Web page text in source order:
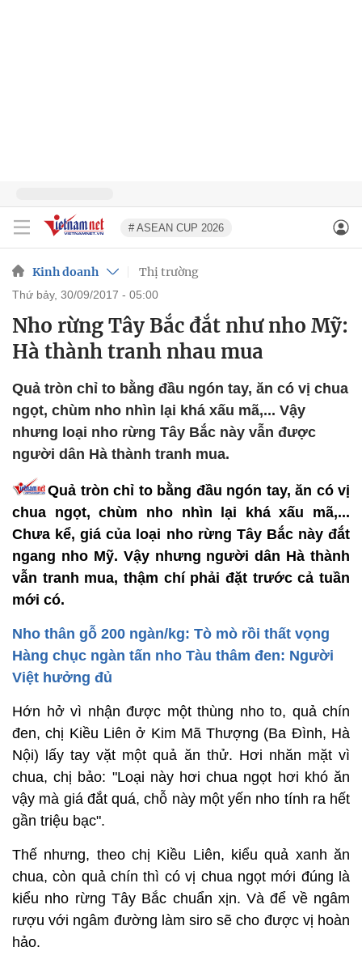
# ASEAN CUP 2026
Kinh doanh Thị trường
thứ bảy, 30/09/2017 - 05:00
Nho rừng Tây Bắc đắt như nho Mỹ:
Hà thành tranh nhau mua
Quả tròn chỉ to bằng đầu ngón tay, ăn có vị chua
ngọt, chùm nho nhìn lại khá xấu mã,... Vậy
nhưng loại nho rừng Tây Bắc này vẫn được
người dân Hà thành tranh mua.
Quả tròn chỉ to bằng đầu ngón tay, ăn có vị
chua ngọt, chùm nho nhìn lại khá xấu mã,...
Chưa kể, giá của loại nho rừng Tây Bắc này đắt
ngang nho Mỹ. Vậy nhưng người dân Hà thành
vẫn tranh mua, thậm chí phải đặt trước cả tuần
mới có.
Nho thân gỗ 200 ngàn/kg: Tò mò rồi thất vọng
Hàng chục ngàn tấn nho Tàu thâm đen: Người
Việt hưởng đủ
Hớn hở vì nhận được một thùng nho to, quả chín
đen, chị Kiều Liên ở Kim Mã Thượng (Ba Đình, Hà
Nội) lấy tay vặt một quả ăn thử. Hơi nhăn mặt vì
chua, chị bảo: "Loại này hơi chua ngọt hơi khó ăn
vậy mà giá đắt quá, chỗ này một yến nho tính ra hết
gần triệu bạc".
Thế nhưng, theo chị Kiều Liên, kiểu quả xanh ăn
chua, còn quả chín thì có vị chua ngọt mới đúng là
kiểu nho rừng Tây Bắc chuẩn xịn. Và để về ngâm
rượu với ngâm đường làm siro sẽ cho được vị hoàn
hảo.